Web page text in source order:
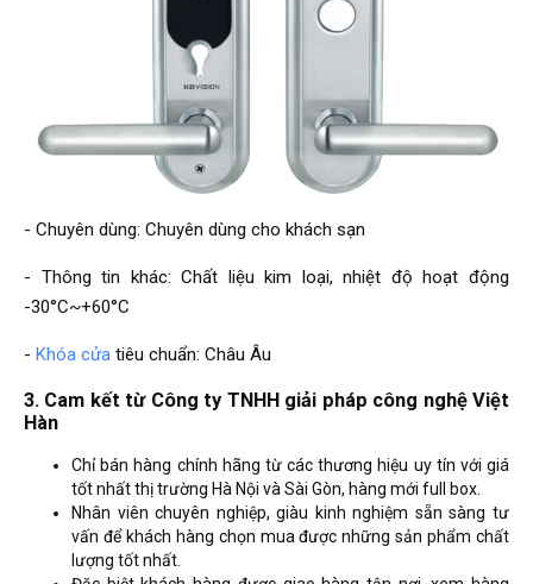
- Chuyên dùng: Chuyên dùng cho khách sạn
- Thông tin khác: Chất liệu kim loại, nhiệt độ hoạt động
-30°C~+60°C
- Khóa cửa tiêu chuẩn: Châu Âu
3. Cam kết từ Công ty TNHH giải pháp công nghệ Việt
Hàn
Chỉ bán hàng chính hãng từ các thương hiệu uy tín với giá
tốt nhất thị trường Hà Nội và Sài Gòn, hàng mới full box.
Nhân viên chuyên nghiệp, giàu kinh nghiệm sẵn sàng tư
vấn để khách hàng chọn mua được những sản phẩm chất
lượng tốt nhất.